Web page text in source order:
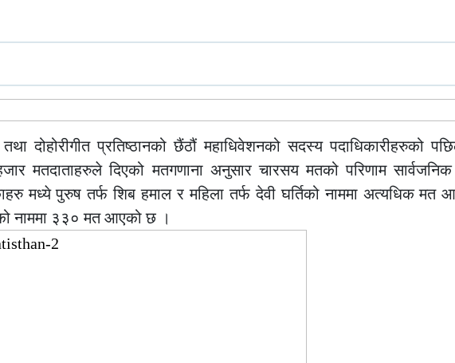
दोहोरीगीत प्रतिष्ठानको छैंठौं महाधिवेशनको सदस्य पदाधिकारीहरुको
मतदाताहरुले दिएको मतगणाना अनुसार चारसय मतको परिणाम सार्वजनिक
मध्ये पुरुष तर्फ शिब हमाल र महिला तर्फ देवी घर्तिको नाममा अत्यधिक
नाममा ३३० मत आएको छ ।